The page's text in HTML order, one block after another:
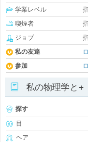
学業レベル
喫煙者
ジョブ
私の友達
参加
私の物理学と+
探す
目
ヘア